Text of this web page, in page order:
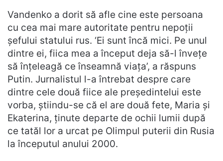
Vandenko a dorit să afle cine este persoana
cu cea mai mare autoritate pentru nepoţii
şefului statului rus. ‘Ei sunt încă mici. Pe unul
dintre ei, fiica mea a început deja să-l înveţe
să înţeleagă ce înseamnă viaţa’, a răspuns
Putin. Jurnalistul l-a întrebat despre care
dintre cele două fiice ale preşedintelui este
vorba, ştiindu-se că el are două fete, Maria şi
Ekaterina, ţinute departe de ochii lumii după
ce tatăl lor a urcat pe Olimpul puterii din Rusia
la începutul anului 2000.